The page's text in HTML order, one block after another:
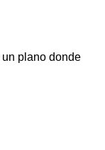
plano donde